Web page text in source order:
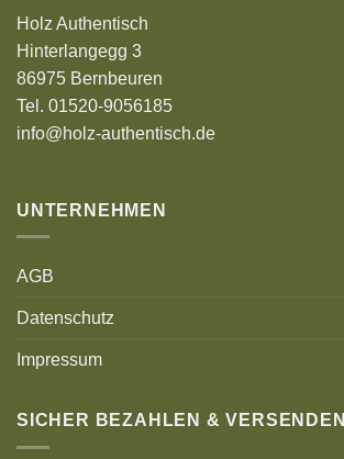
Holz Authentisch
Hinterlangegg 3
86975 Bernbeuren
Tel. 01520-9056185
info@holz-authentisch.de
UNTERNEHMEN
AGB
Datenschutz
Impressum
SICHER BEZAHLEN & VERSENDEN